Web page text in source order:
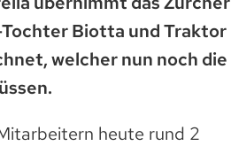
Biotta und Traktor
welcher nun noch die
heute rund 2